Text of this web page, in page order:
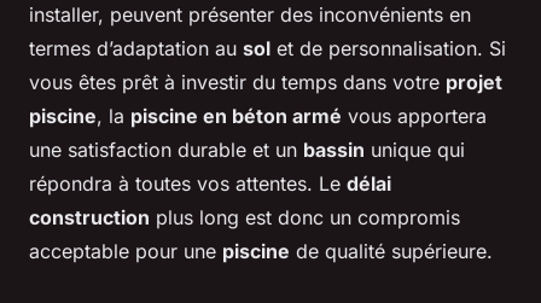
installer, peuvent présenter des inconvénients en
termes d’adaptation au sol et de personnalisation. Si
vous êtes prêt à investir du temps dans votre projet
piscine, la piscine en béton armé vous apportera
une satisfaction durable et un bassin unique qui
répondra à toutes vos attentes. Le délai
construction plus long est donc un compromis
acceptable pour une piscine de qualité supérieure.